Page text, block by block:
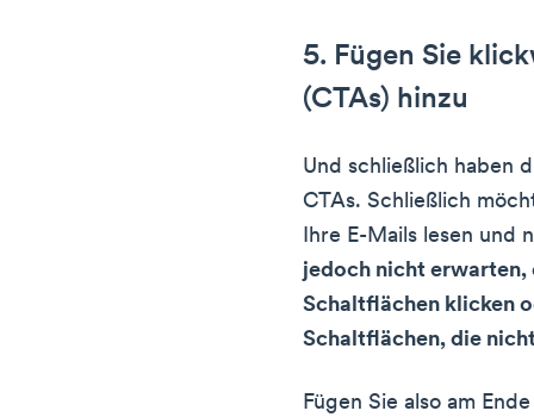
5. Fügen Sie
(CTAs) hinzu
Und schließlich haben
CTAs. Schließlich
Ihre E-Mails lesen und
jedoch nicht erwarten,
Schaltflächen klicken
Schaltflächen, die
Fügen Sie also am